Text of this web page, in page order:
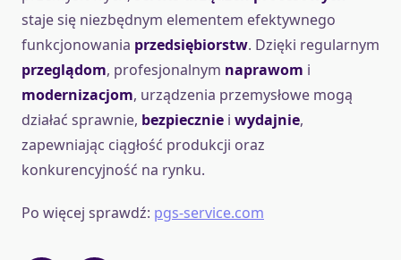
staje się niezbędnym elementem efektywnego
funkcjonowania przedsiębiorstw. Dzięki regularnym
przeglądom, profesjonalnym naprawom i
modernizacjom, urządzenia przemysłowe mogą
działać sprawnie, bezpiecznie i wydajnie,
zapewniając ciągłość produkcji oraz
konkurencyjność na rynku.
Po więcej sprawdź: pgs-service.com